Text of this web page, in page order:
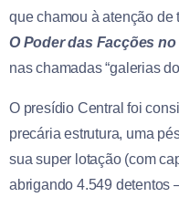
que chamou à atenção de
O Poder das Facções
nas chamadas “galerias
O presídio Central foi
precária estrutura, uma
sua super lotação (com
abrigando 4.549 detentos